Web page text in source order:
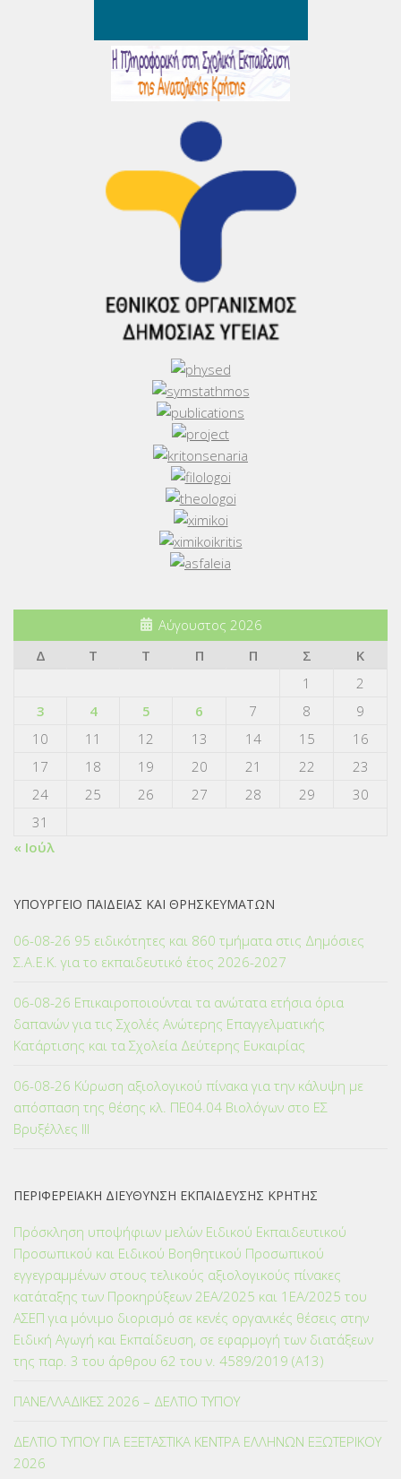
Αύγουστος 2026
Δ
Τ Τ Π Π Σ
Κ
1
2
3
4 5 6 7 8
9
10
11 12 13 14 15
16
17
18 19 20 21 22
23
24
25 26 27 28 29
30
31
« Ιούλ
ΥΠΟΥΡΓΕΙΟ ΠΑΙΔΕΙΑΣ ΚΑΙ ΘΡΗΣΚΕΥΜΑΤΩΝ
06-08-26 95 ειδικότητες και 860 τμήματα στις Δημόσιες
Σ.Α.Ε.Κ. για το εκπαιδευτικό έτος 2026-2027
06-08-26 Επικαιροποιούνται τα ανώτατα ετήσια όρια
δαπανών για τις Σχολές Ανώτερης Επαγγελματικής
Κατάρτισης και τα Σχολεία Δεύτερης Ευκαιρίας
06-08-26 Κύρωση αξιολογικού πίνακα για την κάλυψη με
απόσπαση της θέσης κλ. ΠΕ04.04 Βιολόγων στο ΕΣ
Βρυξέλλες ΙΙΙ
ΠΕΡΙΦΕΡΕΙΑΚΗ ΔΙΕΥΘΥΝΣΗ ΕΚΠΑΙΔΕΥΣΗΣ ΚΡΗΤΗΣ
Πρόσκληση υποψήφιων μελών Ειδικού Εκπαιδευτικού
Προσωπικού και Ειδικού Βοηθητικού Προσωπικού
εγγεγραμμένων στους τελικούς αξιολογικούς πίνακες
κατάταξης των Προκηρύξεων 2ΕΑ/2025 και 1ΕΑ/2025 του
ΑΣΕΠ για μόνιμο διορισμό σε κενές οργανικές θέσεις στην
Ειδική Αγωγή και Εκπαίδευση, σε εφαρμογή των διατάξεων
της παρ. 3 του άρθρου 62 του ν. 4589/2019 (Α΄13)
ΠΑΝΕΛΛΑΔΙΚΕΣ 2026 – ΔΕΛΤΙΟ ΤΥΠΟΥ
ΔΕΛΤΙΟ ΤΥΠΟΥ ΓΙΑ ΕΞΕΤΑΣΤΙΚΑ ΚΕΝΤΡΑ ΕΛΛΗΝΩΝ ΕΞΩΤΕΡΙΚΟΥ
2026